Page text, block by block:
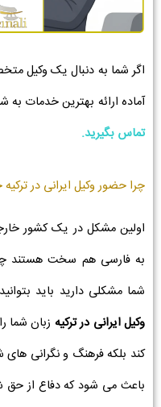
اگر شما به دنبال یک وکیل
آماده ارائه بهترین خدمات
تماس بگیرید.
چرا حضور وکیل ایرانی در
اولین مشکل در یک کشور
به فارسی هم سخت هستند چه
شما مشکلی دارید باید
وکیل ایرانی در ترکیه زبان شما
کند بلکه فرهنگ و نگرانی
باعث می شود که دفاع از حق